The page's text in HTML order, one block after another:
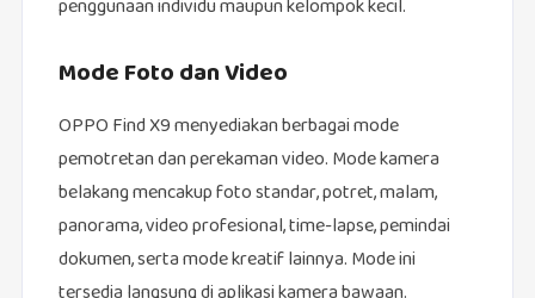
penggunaan individu maupun kelompok kecil.
Mode Foto dan Video
OPPO Find X9 menyediakan berbagai mode
pemotretan dan perekaman video. Mode kamera
belakang mencakup foto standar, potret, malam,
panorama, video profesional, time-lapse, pemindai
dokumen, serta mode kreatif lainnya. Mode ini